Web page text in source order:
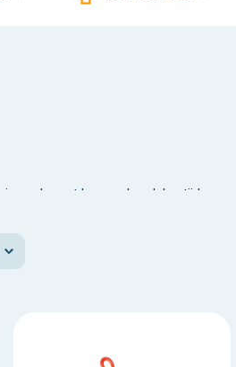
snel moet kunnen handelen